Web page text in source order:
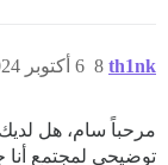
th1nk 6 أكتوبر 2024، 7:58ص 8
مرحباً سام، هل